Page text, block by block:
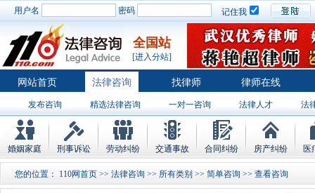
用户名 密码 记住我
全国站
[进入分站]
网站首页 法律咨询 找律师 律师在线
发布咨询 精选法律咨询 一对一咨询 法律人才 法
律师排行
婚姻家庭 刑事诉讼 劳动纠纷 交通事故 合同纠纷 房产纠纷 医
您的位置： 110网首页 >> 法律咨询 >> 所有类别 >> 简单咨询 >> 查看
孙术校律师对将满19周岁，偷了一部
孙术校律师对邻居房基地侵权，中院